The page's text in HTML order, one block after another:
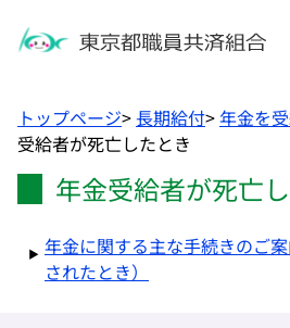
トップページ>長期給付>年金を
受給者が死亡したとき
年金受給者が死亡
年金に関する主な手続きのご
されたとき）